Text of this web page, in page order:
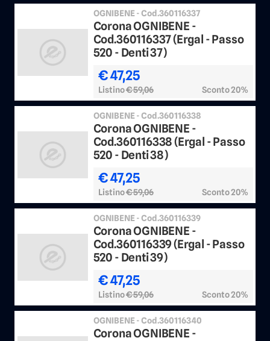
OGNIBENE - Cod.360116337
Corona OGNIBENE -
Cod.360116337 (Ergal - Passo
520 - Denti 37)
€ 47,25
Listino€ 59,06 Sconto 20%
OGNIBENE - Cod.360116338
Corona OGNIBENE -
Cod.360116338 (Ergal - Passo
520 - Denti 38)
€ 47,25
Listino€ 59,06 Sconto 20%
OGNIBENE - Cod.360116339
Corona OGNIBENE -
Cod.360116339 (Ergal - Passo
520 - Denti 39)
€ 47,25
Listino€ 59,06 Sconto 20%
OGNIBENE - Cod.360116340
Corona OGNIBENE -